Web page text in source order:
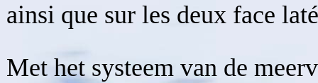
ainsi que sur les deux face
Met het systeem van de